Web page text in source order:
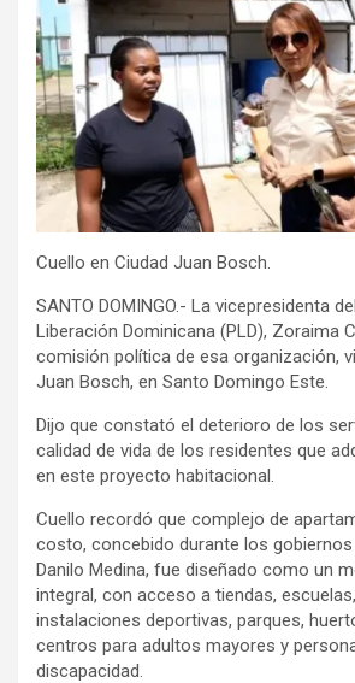
Cuello en Ciudad Juan Bosch.
SANTO DOMINGO.- La vicepresidenta
Liberación Dominicana (PLD), Zoraima
comisión política de esa organización,
Juan Bosch, en Santo Domingo Este.
Dijo que constató el deterioro de los
calidad de vida de los residentes que
en este proyecto habitacional.
Cuello recordó que complejo de
costo, concebido durante los gobiernos
Danilo Medina, fue diseñado como un
integral, con acceso a tiendas,
instalaciones deportivas, parques,
centros para adultos mayores y
discapacidad.